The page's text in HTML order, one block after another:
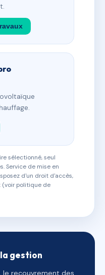
sélectionné, seul
Service de mise en
d'un droit d'accès,
politique de
gestion
le recouvrement des